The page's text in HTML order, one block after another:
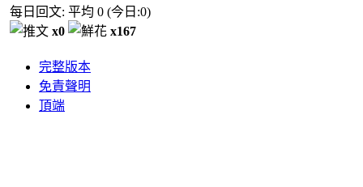
每日回文: 平均 0 (今日:0)
x0
x167
完整版本
免責聲明
頂端